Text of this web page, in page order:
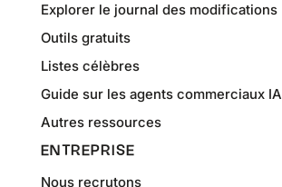
Explorer le journal des modifications
Outils gratuits
Listes célèbres
Guide sur les agents commerciaux IA
Autres ressources
ENTREPRISE
Nous recrutons